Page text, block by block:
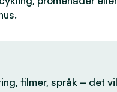
filmer, språk – det